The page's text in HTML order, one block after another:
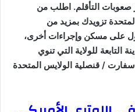
التأقلم. اطلب من
تزويدك بمزيد من
على مسكن وإجراءات أخرى،
للولاية التي تنوي
سفارت / قنصلية الولايس المتحدة